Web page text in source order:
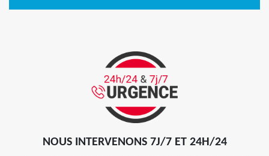
NOUS INTERVENONS 7J/7 ET 24H/24